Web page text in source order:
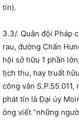
tín).
3.3/. Quân đội Pháp
rau, đường Chấn
hội sở hữu 1 phần
tịch thu, hay truất
công vân
phát tín là Đại úy
ỏng viết “những